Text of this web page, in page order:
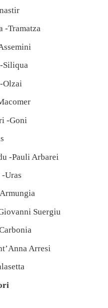
-Tramatza
Siliqua
Olzai
-Goni
-Pauli Arbarei
Uras
Suergiu
Arresi